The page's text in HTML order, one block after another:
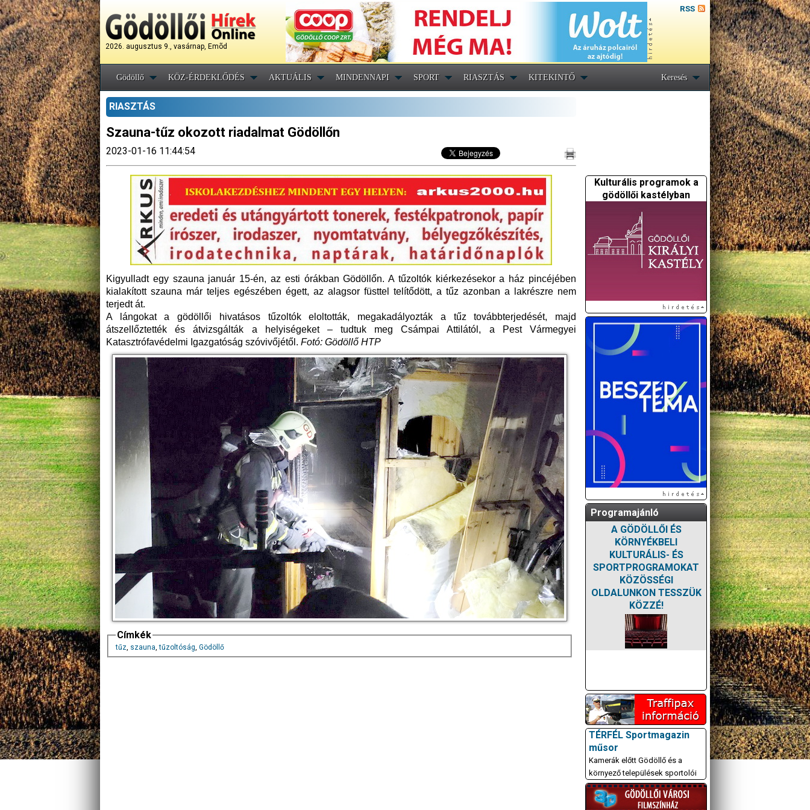
2026. augusztus 9., vasárnap, Emõd
RSS
Gödöllő KÖZ-ÉRDEKLŐDÉS AKTUÁLIS MINDENNAPI SPORT RIASZTÁS KITEKINTŐ Keresés
RIASZTÁS
Szauna-tűz okozott riadalmat Gödöllőn
2023-01-16 11:44:54
Kigyulladt egy szauna január 15-én, az esti órákban Gödöllőn. A tűzoltók kiérkezésekor a ház pincéjében
kialakított szauna már teljes egészében égett, az alagsor füsttel telítődött, a tűz azonban a lakrészre nem
terjedt át.
A lángokat a gödöllői hivatásos tűzoltók eloltották, megakadályozták a tűz továbbterjedését, majd
átszellőztették és átvizsgálták a helyiségeket – tudtuk meg Csámpai Attilától, a Pest Vármegyei
Katasztrófavédelmi Igazgatóság szóvivőjétől. Fotó: Gödöllő HTP
Címkék
tűz, szauna,tűzoltóság, Gödöllő
Kulturális programok a
gödöllői kastélyban
Programajánló
A GÖDÖLLŐI ÉS
KÖRNYÉKBELI
KULTURÁLIS- ÉS
SPORTPROGRAMOKAT
KÖZÖSSÉGI
OLDALUNKON TESSZÜK
KÖZZÉ!
TÉRFÉL Sportmagazin
műsor
Kamerák előtt Gödöllő és a
környező települések sportolói